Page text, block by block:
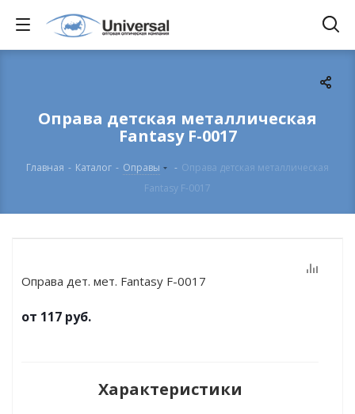
Оправа детская металлическая
Fantasy F-0017
Главная - Каталог - Оправы - Оправа детская металлическая
Fantasy F-0017
Оправа дет. мет. Fantasy F-0017
от 117 руб.
Характеристики